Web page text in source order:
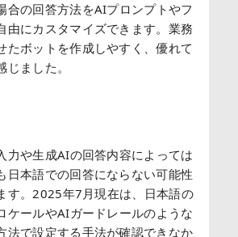
合の回答方法をAIプロンプトやフ
由にカスタマイズできます。業務
たボットを作成しやすく、優れて
じました。
力や生成AIの回答内容によっては
日本語での回答にならない可能性
す。2025年7月現在は、日本語の
ケールやAIガードレールのような
法で設定する手法が確認できなか